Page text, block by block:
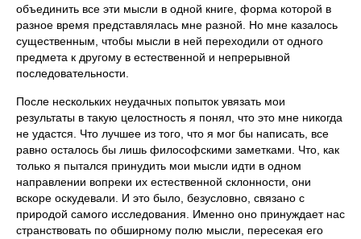
объединить все эти мысли в одной книге, форма которой в
разное время представлялась мне разной. Но мне казалось
существенным, чтобы мысли в ней переходили от одного
предмета к другому в естественной и непрерывной
последовательности.
После нескольких неудачных попыток увязать мои
результаты в такую целостность я понял, что это мне никогда
не удастся. Что лучшее из того, что я мог бы написать, все
равно осталось бы лишь философскими заметками. Что, как
только я пытался принудить мои мысли идти в одном
направлении вопреки их естественной склонности, они
вскоре оскудевали. И это было, безусловно, связано с
природой самого исследования. Именно оно принуждает нас
странствовать по обширному полю мысли, пересекая его